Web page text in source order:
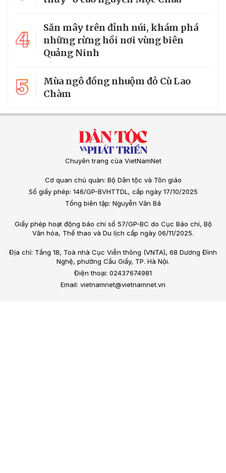
4
Săn mây trên đỉnh núi, khám phá
những rừng hồi nơi vùng biên
Quảng Ninh
5
Mùa ngô đồng nhuộm đỏ Cù Lao
Chàm
Chuyên trang của VietNamNet
Cơ quan chủ quản: Bộ Dân tộc và Tôn giáo
Số giấy phép: 146/GP-BVHTTDL, cấp ngày 17/10/2025
Tổng biên tập: Nguyễn Văn Bá
Giấy phép hoạt động báo chí số 57/GP-BC do Cục Báo chí, Bộ
Văn hóa, Thể thao và Du lịch cấp ngày 06/11/2025.
Địa chỉ: Tầng 18, Toà nhà Cục Viễn thông (VNTA), 68 Dương Đình
Nghệ, phường Cầu Giấy, TP. Hà Nội.
Điện thoại: 02437674981
Email: vietnamnet@vietnamnet.vn